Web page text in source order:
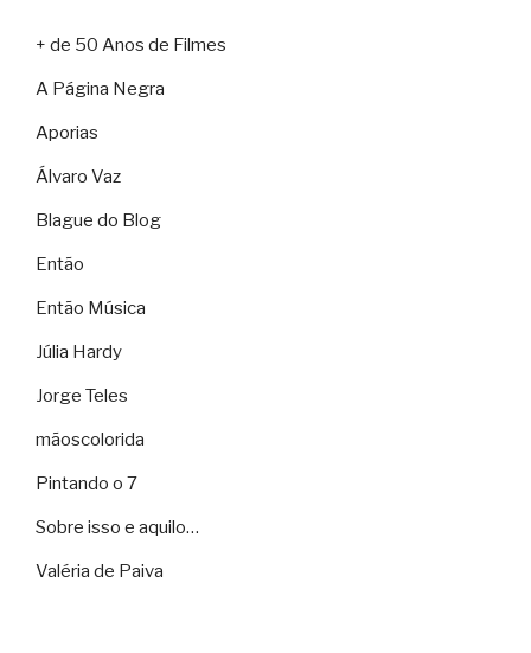
+ de 50 Anos de Filmes
A Página Negra
Aporias
Álvaro Vaz
Blague do Blog
Então
Então Música
Júlia Hardy
Jorge Teles
mãoscolorida
Pintando o 7
Sobre isso e aquilo…
Valéria de Paiva